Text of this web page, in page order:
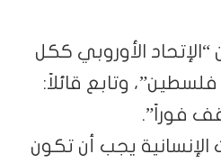
الأوروبي ككل
وتابع قائلاً:
فوراً”.
يجب أن تكون